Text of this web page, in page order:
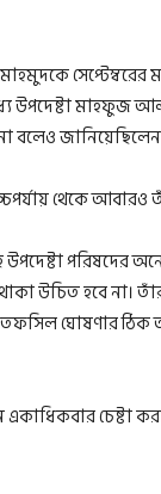
সেপ্টেম্বরের
উপদেষ্টা মাহফুজ
বলেও
থেকে আবারও
পরিষদের
উচিত হবে না।
তফসিল ঘোষণার
চেষ্টা